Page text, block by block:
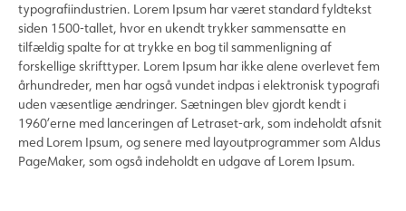
typografiindustrien. Lorem Ipsum har været standard fyldtekst
siden 1500-tallet, hvor en ukendt trykker sammensatte en
tilfældig spalte for at trykke en bog til sammenligning af
forskellige skrifttyper. Lorem Ipsum har ikke alene overlevet fem
århundreder, men har også vundet indpas i elektronisk typografi
uden væsentlige ændringer. Sætningen blev gjordt kendt i
1960’erne med lanceringen af Letraset-ark, som indeholdt afsnit
med Lorem Ipsum, og senere med layoutprogrammer som Aldus
PageMaker, som også indeholdt en udgave af Lorem Ipsum.